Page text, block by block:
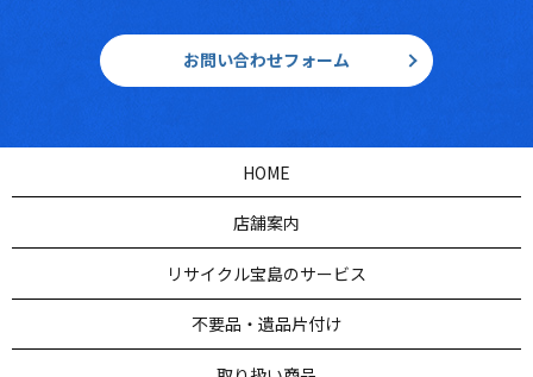
お問い合わせフォーム
HOME
店舗案内
リサイクル宝島のサービス
不要品・遺品片付け